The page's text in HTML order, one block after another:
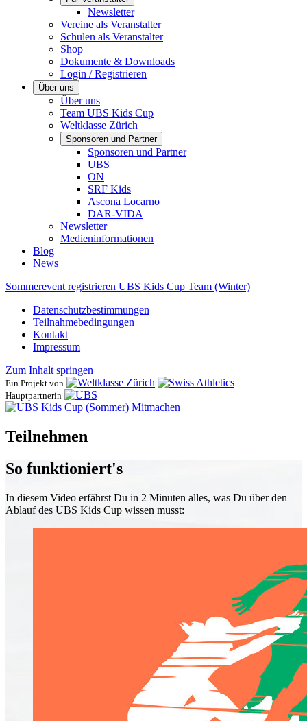
Newsletter
Vereine als Veranstalter
Schulen als Veranstalter
Shop
Dokumente & Downloads
Login / Registrieren
Über uns
Über uns
Team UBS Kids Cup
Weltklasse Zürich
Sponsoren und Partner
Sponsoren und Partner
UBS
ON
SRF Kids
Ascona ​Locarno
DAR-VIDA
Newsletter
Medieninformationen
Blog
News
Sommerevent registrieren UBS Kids Cup Team (Winter)
Datenschutzbestimmungen
Teilnahmebedingungen
Kontakt
Impressum
Zum Inhalt springen
Ein Projekt von
Hauptpartnerin
Mitmachen
Teilnehmen
So funktioniert's
In diesem Video er­fährst Du in 2 Minuten alles, was Du über den
Ablauf des UBS Kids Cup wissen musst: